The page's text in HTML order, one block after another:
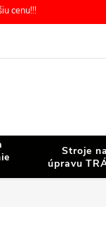
cenu!!!
Stroje na
úpravu